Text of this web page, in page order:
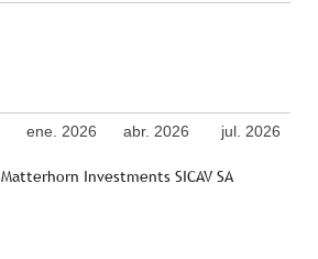
Matterhorn Investments SICAV SA
ene. 2026 abr. 2026 jul. 2026